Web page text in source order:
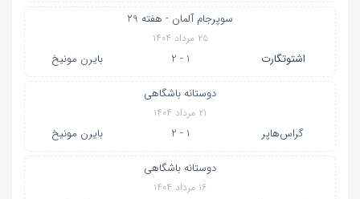
سوپرجام آلمان - هفته 29
۲۵ مرداد ۱۴۰۴
اشتوتگارت 1 - 2 بایرن‌ مونیخ
دوستانه باشگاهی
۲۱ مرداد ۱۴۰۴
گراس‌هاپر 1 - 2 بایرن‌ مونیخ
دوستانه باشگاهی
۱۶ مرداد ۱۴۰۴